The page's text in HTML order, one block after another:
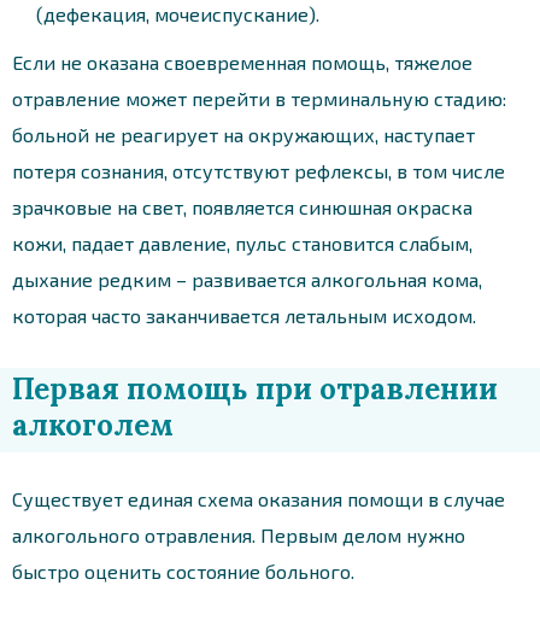
(дефекация, мочеиспускание).
Если не оказана своевременная помощь, тяжелое
отравление может перейти в терминальную стадию:
больной не реагирует на окружающих, наступает
потеря сознания, отсутствуют рефлексы, в том числе
зрачковые на свет, появляется синюшная окраска
кожи, падает давление, пульс становится слабым,
дыхание редким – развивается алкогольная кома,
которая часто заканчивается летальным исходом.
Первая помощь при отравлении
алкоголем
Существует единая схема оказания помощи в случае
алкогольного отравления. Первым делом нужно
быстро оценить состояние больного.